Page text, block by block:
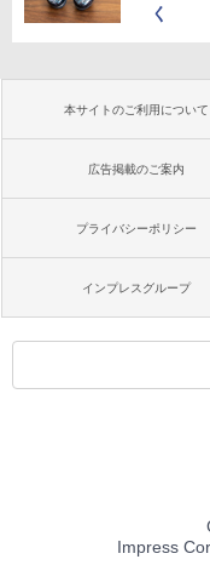
く
本サイトのご利用について
広告掲載のご案内
プライバシーポリシー
インプレスグループ
Impress